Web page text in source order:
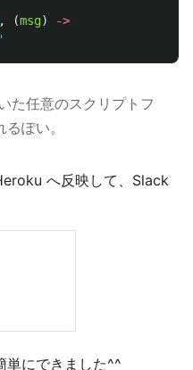
, (msg)
->
た任意のスクリプトフ
ぽい。
へ反映して、Slack
単にできました^^